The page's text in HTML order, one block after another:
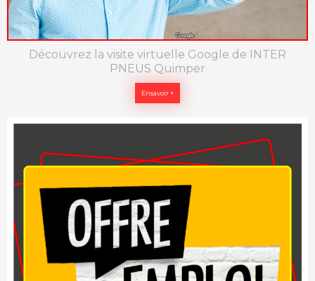
Découvrez la visite virtuelle Google de INTER
PNEUS Quimper
Ensavoir +